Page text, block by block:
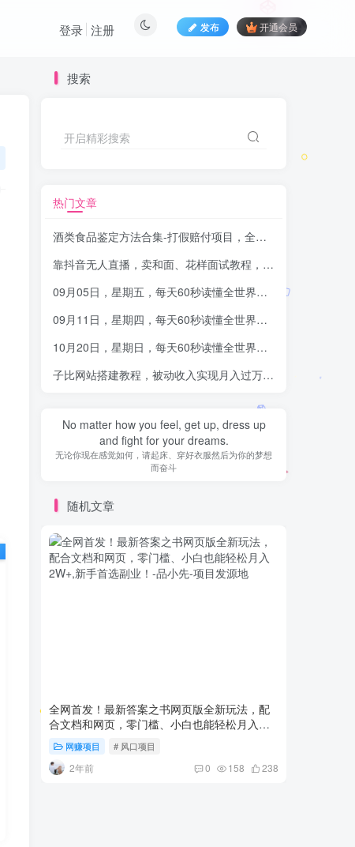
发布 开通会员
登录 注册
搜索
开启精彩搜索
热门文章
酒类食品鉴定方法合集-打假赔付项目，全套酒类详细赔付思路【仅揭秘】
靠抖音无人直播，卖和面、花样面试教程，小白也能日入 500+，落地保姆级教程
09月05日，星期五，每天60秒读懂全世界！-品小先项目发源地
09月11日，星期四，每天60秒读懂全世界！-品小先项目发源地
10月20日，星期日，每天60秒读懂全世界！-品小先项目发源地
子比网站搭建教程，被动收入实现月入过万，课程非常详细
It is during our darkest moments that we
must focus to see the light.
越是在艰难困苦的时候，我们越是要看到希望
合文档和网页，零门槛、小白也能轻松月入
2W+,新手首选副业！-品小先项目发源地
网赚项目 # 风口项目
2年前